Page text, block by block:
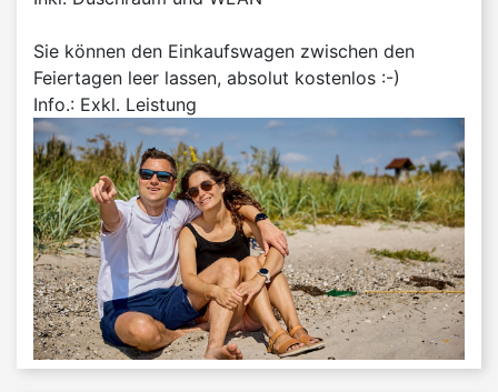
Sie können den Einkaufswagen zwischen den
Feiertagen leer lassen, absolut kostenlos :-)
Info.: Exkl. Leistung